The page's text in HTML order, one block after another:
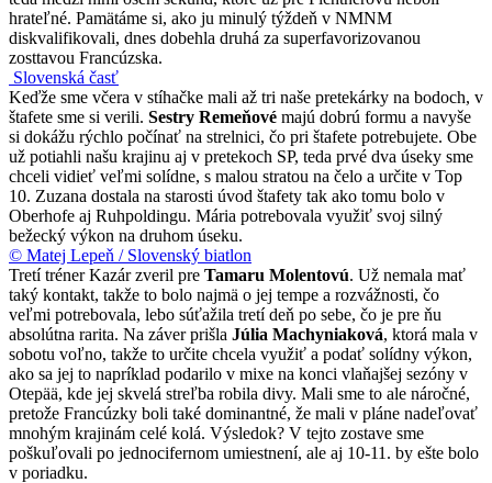
hrateľné. Pamätáme si, ako ju minulý týždeň v NMNM
diskvalifikovali, dnes dobehla druhá za superfavorizovanou
zosttavou Francúzska.
Slovenská časť
Keďže sme včera v stíhačke mali až tri naše pretekárky na bodoch, v
štafete sme si verili. Sestry Remeňové majú dobrú formu a navyše
si dokážu rýchlo počínať na strelnici, čo pri štafete potrebujete. Obe
už potiahli našu krajinu aj v pretekoch SP, teda prvé dva úseky sme
chceli vidieť veľmi solídne, s malou stratou na čelo a určite v Top
10. Zuzana dostala na starosti úvod štafety tak ako tomu bolo v
Oberhofe aj Ruhpoldingu. Mária potrebovala využiť svoj silný
bežecký výkon na druhom úseku.
© Matej Lepeň / Slovenský biatlon
Tretí tréner Kazár zveril pre Tamaru Molentovú. Už nemala mať
taký kontakt, takže to bolo najmä o jej tempe a rozvážnosti, čo
veľmi potrebovala, lebo súťažila tretí deň po sebe, čo je pre ňu
absolútna rarita. Na záver prišla Júlia Machyniaková, ktorá mala v
sobotu voľno, takže to určite chcela využiť a podať solídny výkon,
ako sa jej to napríklad podarilo v mixe na konci vlaňajšej sezóny v
Otepää, kde jej skvelá streľba robila divy. Mali sme to ale náročné,
pretože Francúzky boli také dominantné, že mali v pláne nadeľovať
mnohým krajinám celé kolá. Výsledok? V tejto zostave sme
poškuľovali po jednocifernom umiestnení, ale aj 10-11. by ešte bolo
v poriadku.